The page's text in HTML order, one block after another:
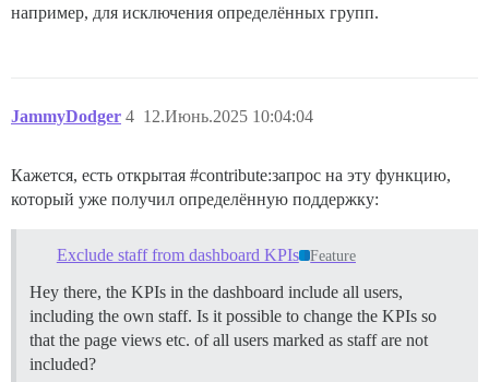
например, для исключения определённых групп.
JammyDodger 12.Июнь.2025 10:04:04
4
Кажется, есть открытая #contribute:запрос на эту функцию,
который уже получил определённую поддержку:
Exclude staff from dashboard KPIs Feature
Hey there, the KPIs in the dashboard include all users,
including the own staff. Is it possible to change the KPIs so
that the page views etc. of all users marked as staff are not
included?